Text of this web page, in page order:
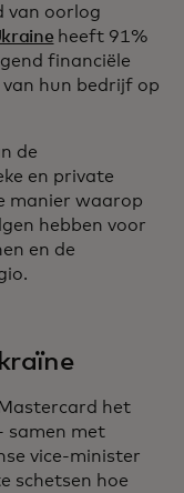
van oorlog
heeft 91%
financiële
hun bedrijf op
de
en private
manier waarop
hebben voor
en de
het
samen met
vice-minister
schetsen hoe